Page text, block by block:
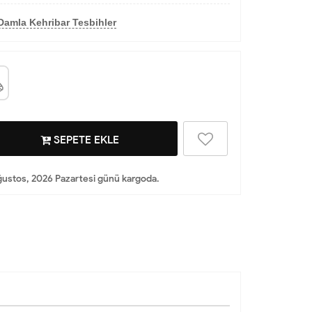
Kehribar Tesbihler
SEPETE EKLE
2026 Pazartesi günü kargoda.